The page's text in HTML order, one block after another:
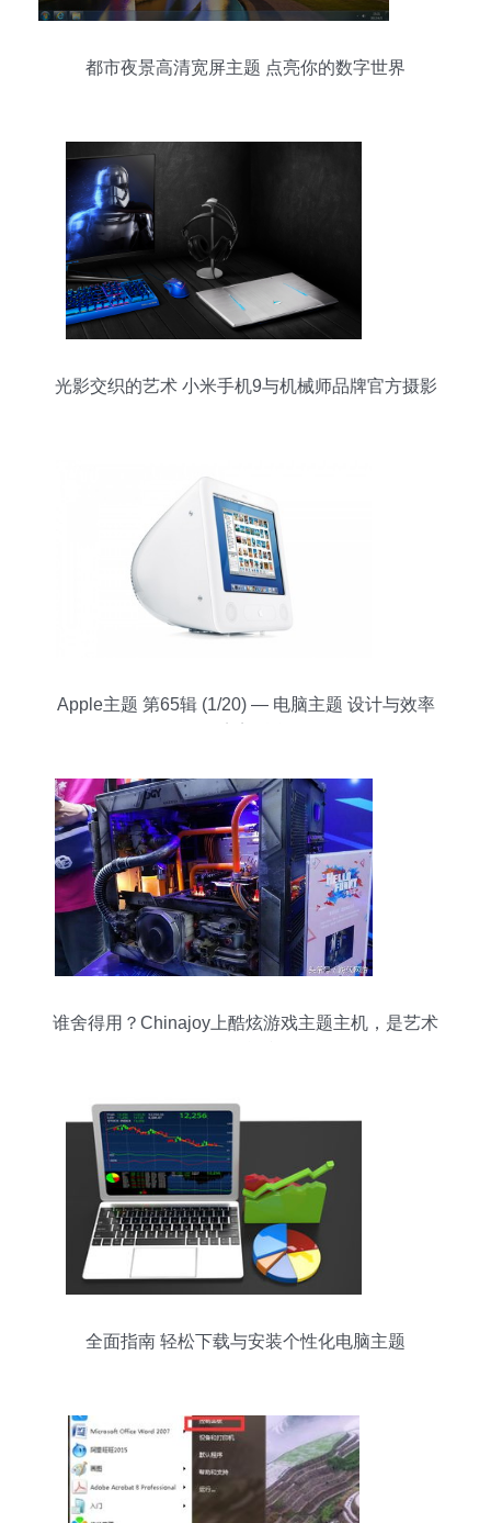
都市夜景高清宽屏主题 点亮你的数字世界
光影交织的艺术 小米手机9与机械师品牌官方摄影
Apple主题 第65辑 (1/20) — 电脑主题 设计与效率
谁舍得用？Chinajoy上酷炫游戏主题主机，是艺术
全面指南 轻松下载与安装个性化电脑主题